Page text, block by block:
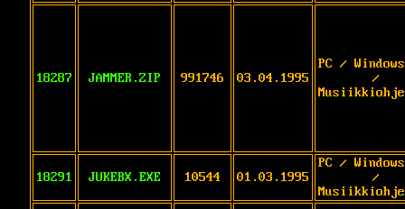
18287 JAMMER.ZIP 991746 03.04.1995
PC /
/
18291 JUKEBX.EXE 10544 01.03.1995
PC /
/